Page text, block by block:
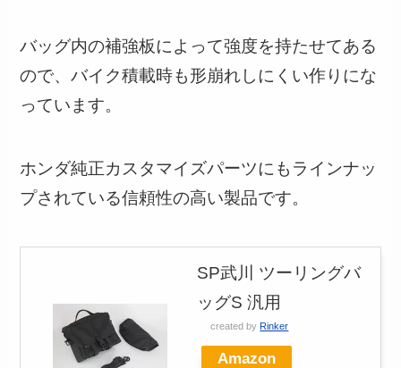
バッグ内の補強板によって強度を持たせてある
ので、バイク積載時も形崩れしにくい作りにな
っています。
ホンダ純正カスタマイズパーツにもラインナッ
プされている信頼性の高い製品です。
SP武川 ツーリングバ
ッグS 汎用
created by Rinker
Amazon